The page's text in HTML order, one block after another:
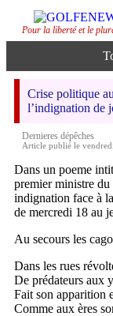
Pour la liberté et le
Crise politique
l’indignation de
Dernieres dépêches
Article publié le
Dans un poeme
premier ministre
indignation face à
de mercredi 18 au
Au secours les
Dans les rues
De prédateurs aux
Fait son apparition
Comme aux ères